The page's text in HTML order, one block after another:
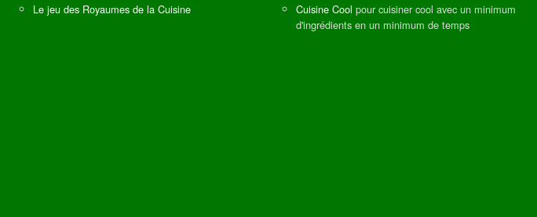
Le jeu des Royaumes de la Cuisine
Cuisine Cool pour cuisiner cool avec un minimum
d'ingrédients en un minimum de temps